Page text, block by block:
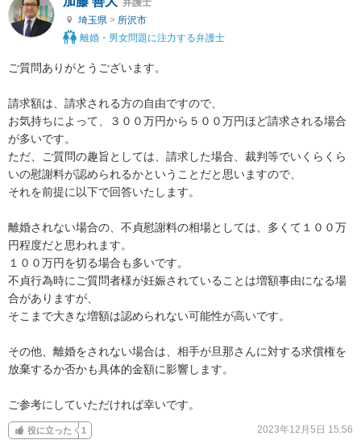
埼玉県 > 所沢市
離婚・男女問題に注力する弁護士
ご質問ありがとうございます。
請求額は、請求される方の自由ですので、
お気持ちによって、３００万円から５００万円ほど請求される場合
が多いです。
ただ、ご質問の趣旨としては、請求した場合、裁判等でいくらくら
いの慰謝料が認められるかということだと思いますので、
それを前提に以下で回答いたします。
離婚されない場合の、不貞慰謝料の相場としては、多くて１００万
円程度だと思われます。
１００万円を切る場合も多いです。
不貞行為時にご質問者様が妊娠されていることは増額事由になる場
合がありますが、
そこまで大きな増額は認められない可能性が高いです。
その他、離婚をされない場合は、相手が旦那さんに対する求償権を
放棄するか否かも具体的金額に影響します。
ご参考にしていただければ幸いです。
役に立った 1 2023年12月5日 15:56